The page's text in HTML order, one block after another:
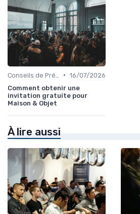
• 16/07/2026
Comment obtenir une
invitation gratuite pour
Maison & Objet
À lire aussi